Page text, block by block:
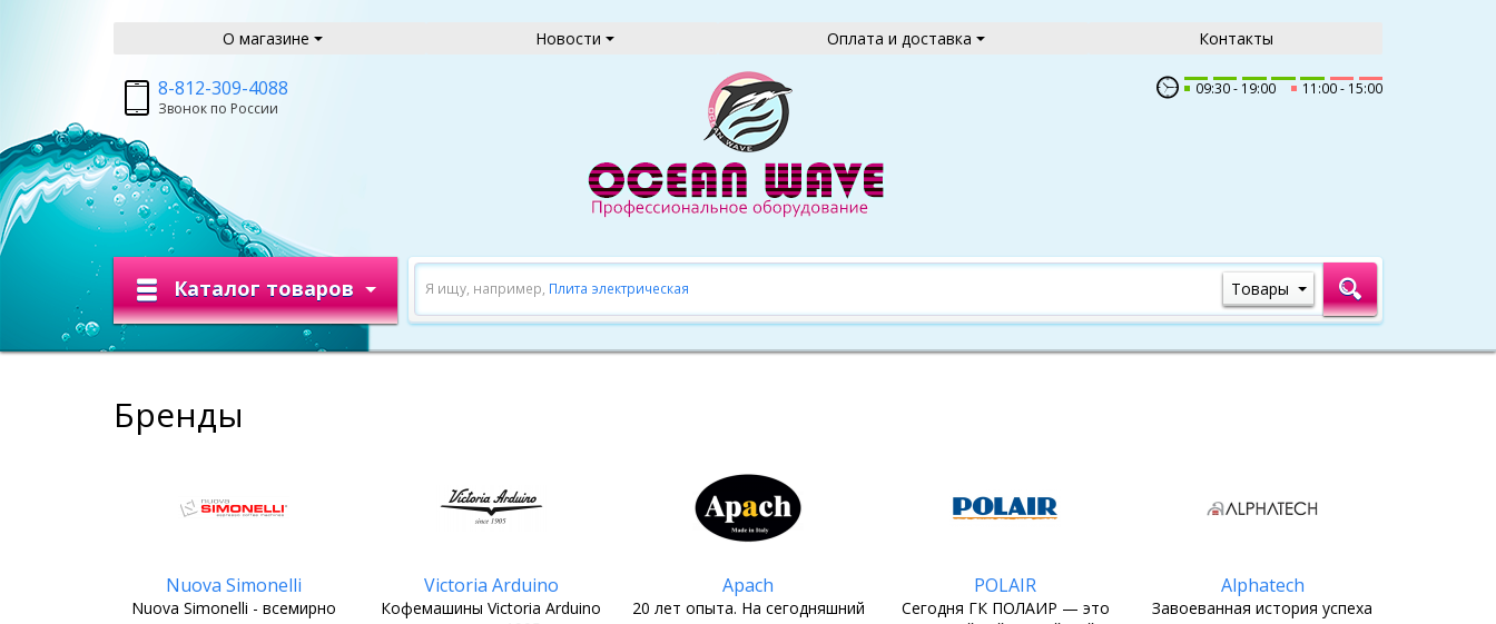
О магазине Новости Оплата и доставка Контакты
09:30 19:00 11:00 15:00
8-812-309-4088
Звонок по России
Я ищу, например, Плита электрическая Товары
Каталог товаров
Бренды
Nuova Simonelli
Nuova Simonelli - всемирно
Victoria Arduino
Кофемашины Victoria Arduino
Apach
20 лет опыта. На сегодняшний
POLAIR
Сегодня ГК ПОЛАИР — это
Alphatech
Завоеванная история успеха